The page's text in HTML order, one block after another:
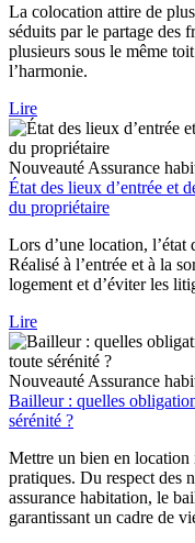
La colocation attire de
séduits par le partage des
plusieurs sous le même
l’harmonie.
Lire
Nouveauté Assurance
État des lieux d’entrée et
du propriétaire
Lors d’une location, l’état
Réalisé à l’entrée et à la
logement et d’éviter les
Lire
Nouveauté Assurance
Bailleur : quelles
sérénité ?
Mettre un bien en location
pratiques. Du respect des
assurance habitation, le
garantissant un cadre de